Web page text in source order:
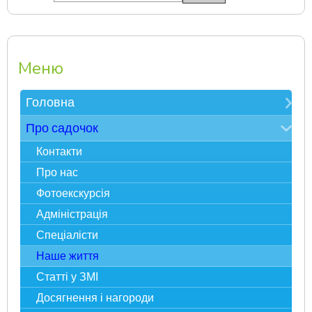
Меню
Головна
Зверніть увагу
Електронна реєстрація в ЗДО
Карта сайту
Про садочок
Контакти
Про нас
Фотоекскурсія
Адміністрація
Спеціалісти
Наше життя
Статті у ЗМІ
Досягнення і нагороди